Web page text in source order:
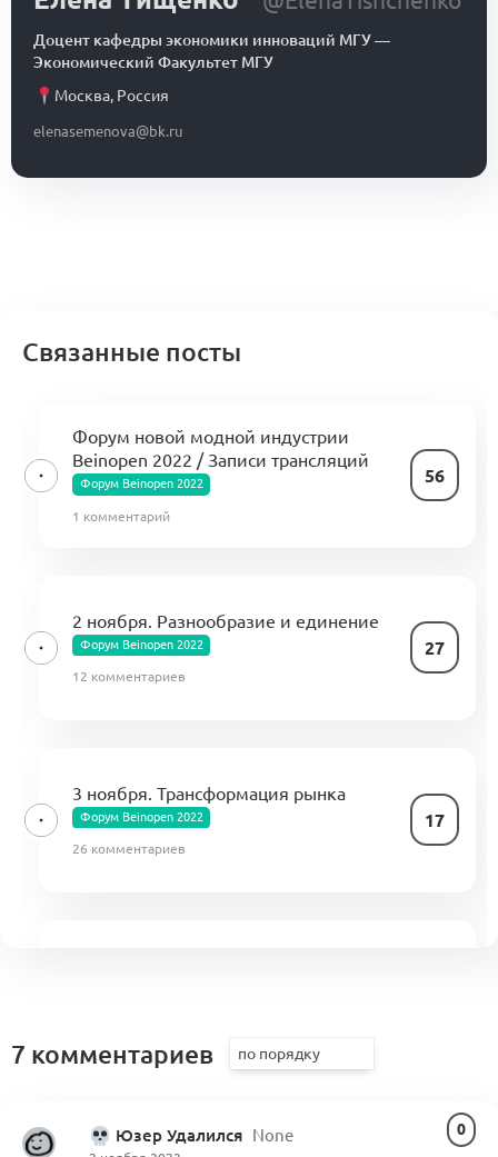
Доцент кафедры экономики инноваций МГУ—
Экономический Факультет МГУ
Москва, Россия
elenasemenova@bk.ru
Связанные посты
Форум новой модной индустрии
Beinopen 2022 / Записи трансляций
Форум Beinopen 2022 56
1 комментарий
2 ноября. Разнообразие и единение
Форум Beinopen 2022 27
12 комментариев
3 ноября. Трансформация рынка
Форум Beinopen 2022 17
26 комментариев
Об Альянсе х Beinopen
7 комментариев
Юзер Удалился None 0